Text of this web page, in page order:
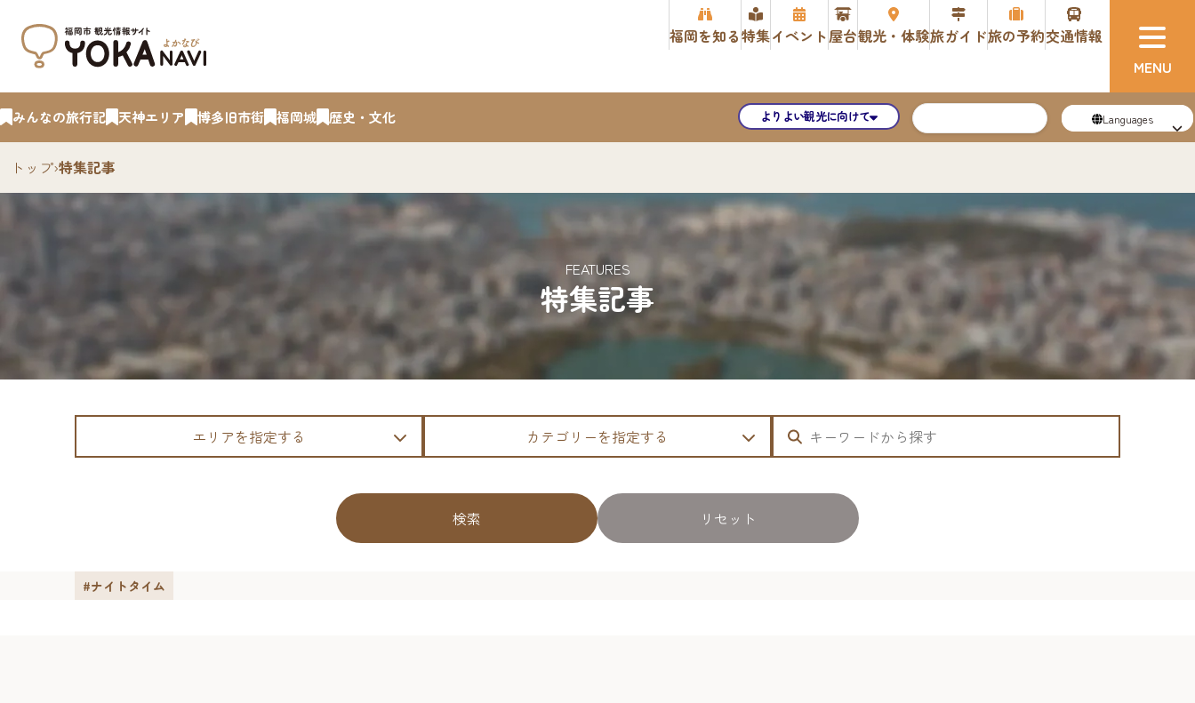
福岡を知る特集イベント屋台観光・体験旅ガイド旅の予約交通情報
みんなの旅行記 天神エリア 博多旧市街 福岡城 歴史・文化 よりよい観光に向けて Languages
トップ›特集記事
特集記事
FEATURES
エリアを指定する カテゴリーを指定する
検索 リセット
#ナイトタイム